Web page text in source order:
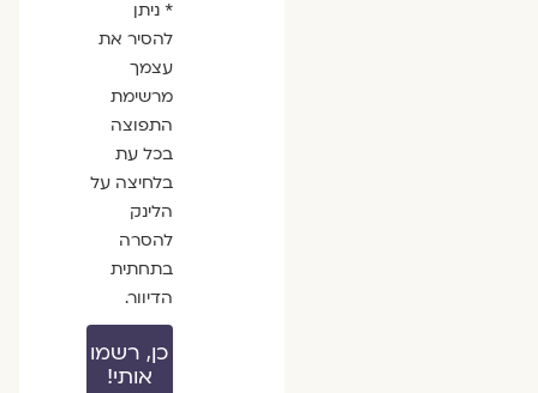
* ניתן
להסיר את
עצמך
מרשימת
התפוצה
בכל עת
בלחיצה על
הלינק
להסרה
בתחתית
הדיוור.
כן, רשמו
אותי!